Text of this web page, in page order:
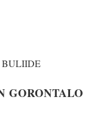
GORONTALO